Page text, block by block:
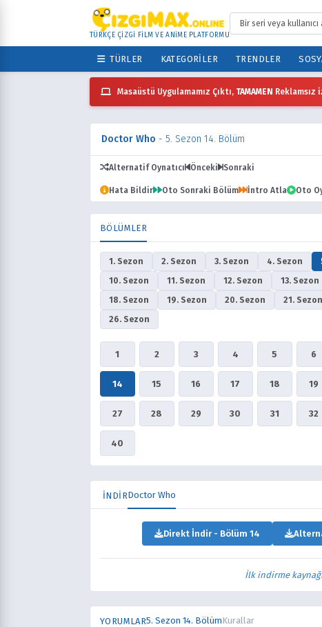
TÜRKÇE ÇİZGİ FİLM VE ANİME PLATFORMU
TÜRLER KATEGORILER TRENDLER
Masaüstü Uygulamamız Çıktı, TAMAMEN Reklamsız
Doctor Who - 5. Sezon 14. Bölüm
Alternatif Oynatıcı Önceki Sonraki
Hata Bildir Oto Sonraki Bölüm İntro Atla Oto
BÖLÜMLER
1. Sezon 2. Sezon 3. Sezon 4. Sezon
10. Sezon
11. Sezon 12. Sezon 13. Sezon
18. Sezon
19. Sezon 20. Sezon 21. Sezon
26. Sezon
1 2 3 4 5 6
14 15 16 17 18 19
27 28 29 30 31 32
40
İNDİRDoctor Who
Direkt İndir - Bölüm 14
İlk indirme
YORUMLAR5. Sezon 14. BölümKurallar